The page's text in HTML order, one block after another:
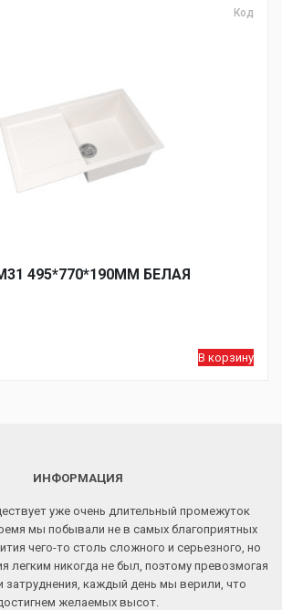
Код
495*770*190ММ БЕЛАЯ
В корзину
ИНФОРМАЦИЯ
уже очень длительный промежуток
мы побывали не в самых благоприятных
чего-то столь сложного и серьезного, но
легким никогда не был, поэтому превозмогая
затруднения, каждый день мы верили, что
желаемых высот.